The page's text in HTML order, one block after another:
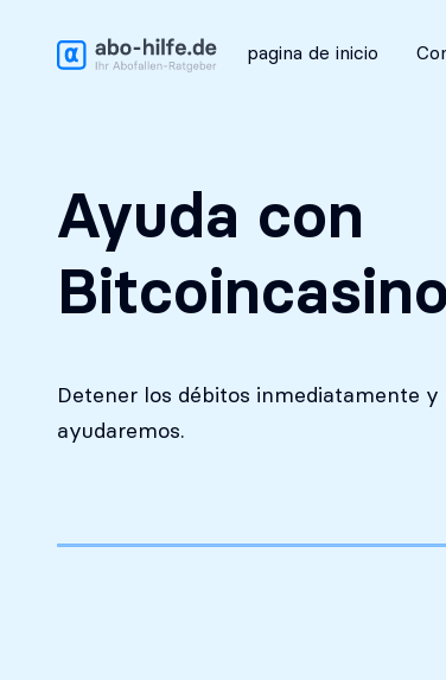
pagina de inicio
Ayuda con
Detener los débitos inmediatamente
ayudaremos.